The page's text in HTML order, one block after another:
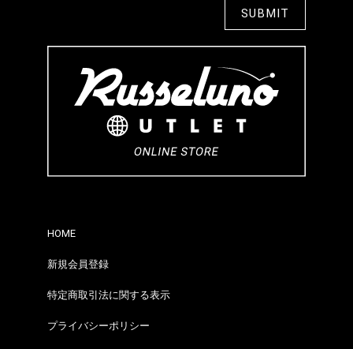
HOME
新規会員登録
特定商取引法に関する表示
プライバシーポリシー